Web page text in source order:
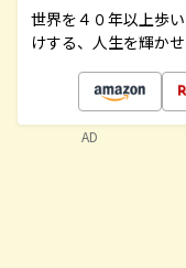
世界を４０年以上歩
けする、人生を輝か
AD